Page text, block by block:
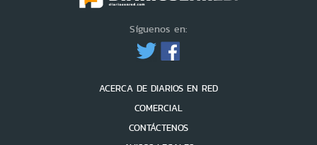
Síguenos en:
ACERCA DE DIARIOS EN RED
COMERCIAL
CONTÁCTENOS